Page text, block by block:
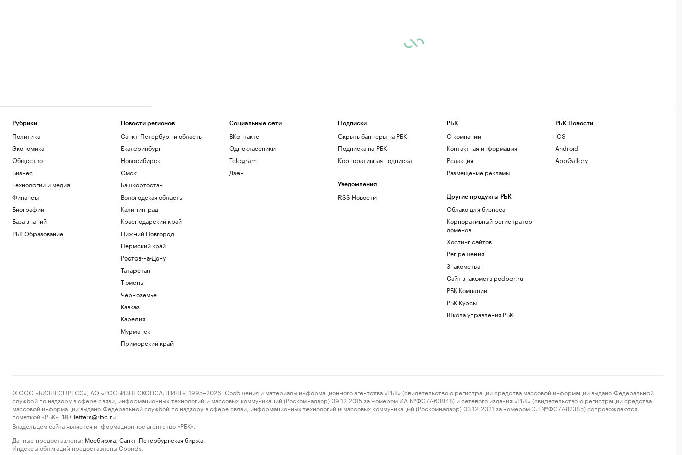
Рубрики
Политика
Экономика
Общество
Бизнес
Технологии и медиа
Финансы
Биографии
База знаний
РБК Образование
Новости регионов
Санкт-Петербург и область
Екатеринбург
Новосибирск
Омск
Башкортостан
Вологодская область
Калининград
Краснодарский край
Нижний Новгород
Пермский край
Ростов-на-Дону
Татарстан
Тюмень
Черноземье
Кавказ
Карелия
Мурманск
Приморский край
Социальные сети
ВКонтакте
Одноклассники
Telegram
Дзен
Подписки
Скрыть баннеры на РБК
Подписка на РБК
Корпоративная подписка
Уведомления
RSS Новости
РБК
О компании
Контактная информация
Редакция
Размещение рекламы
Другие продукты РБК
Облако для бизнеса
Корпоративный регистратор
доменов
Хостинг сайтов
Рег.решения
Знакомства
Сайт знакомств podbor.ru
РБК Компании
РБК Курсы
Школа управления РБК
РБК Новости
iOS
Android
AppGallery
© ООО «БИЗНЕСПРЕСС», АО «РОСБИЗНЕСКОНСАЛТИНГ», 1995–2026. Сообщения и материалы информационного агентства «РБК» (свидетельство о регистрации средства массовой информации выдано Федеральной
службой по надзору в сфере связи, информационных технологий и массовых коммуникаций (Роскомнадзор) 09.12.2015 за номером ИА №ФС77-63848) и сетевого издания «РБК» (свидетельство о регистрации средства
массовой информации выдано Федеральной службой по надзору в сфере связи, информационных технологий и массовых коммуникаций (Роскомнадзор) 03.12.2021 за номером ЭЛ №ФС77-82385) сопровождаются
пометкой «РБК».
18+ letters@rbc.ru
Владельцем сайта является информационное агентство «РБК».
Данные предоставлены: Мосбиржа Санкт-Петербургская биржа
Индексы облигаций предоставлены Cbonds.